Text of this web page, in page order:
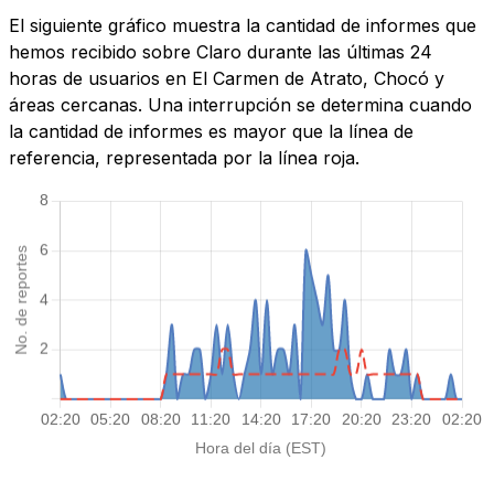
El siguiente gráfico muestra la cantidad de informes que
hemos recibido sobre Claro durante las últimas 24
horas de usuarios en El Carmen de Atrato, Chocó y
áreas cercanas. Una interrupción se determina cuando
la cantidad de informes es mayor que la línea de
referencia, representada por la línea roja.